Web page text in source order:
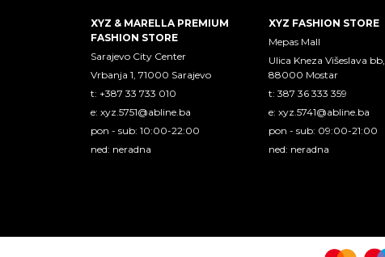
XYZ & MARELLA PREMIUM
FASHION STORE
Sarajevo City Center
Vrbanja 1, 71000 Sarajevo
t: +387 33 733 010
e: xyz.5751@abline.ba
pon - sub: 10:00-22:00
ned: neradna
XYZ FASHION STORE
Mepas Mall
Ulica Kneza Višeslava bb,
88000 Mostar
t: 387 36 333 359
e:xyz.5741@abline.ba
pon - sub: 09:00-21:00
ned: neradna